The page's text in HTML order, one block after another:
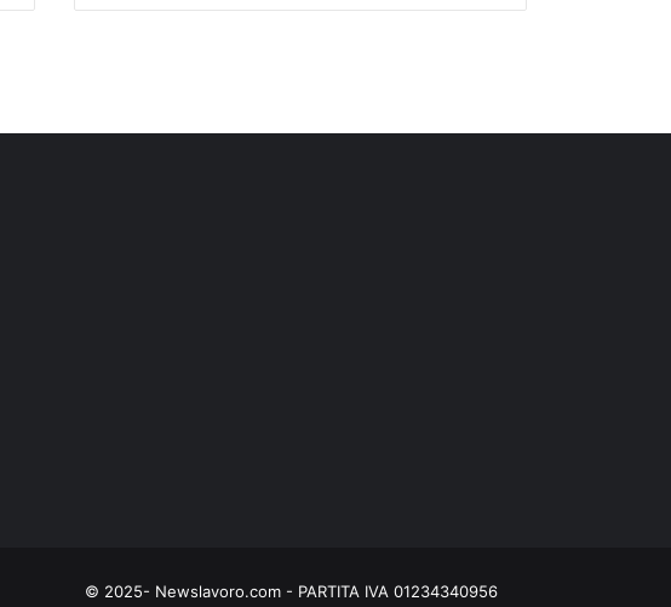
© 2025- Newslavoro.com - PARTITA IVA 01234340956